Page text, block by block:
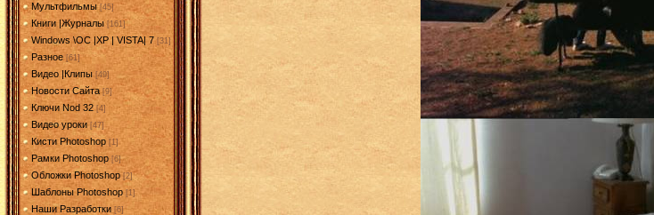
Мультфильмы [45]
Книги |Журналы [161]
Windows \OC |XP | VISTA| 7 [31]
Разное [61]
Видео |Клипы [49]
Новости Сайта [9]
Ключи Nod 32 [4]
Видео уроки [47]
Кисти Photoshop [1]
Рамки Photoshop [6]
Обложки Photoshop [2]
Шаблоны Photoshop [1]
Наши Разработки [6]